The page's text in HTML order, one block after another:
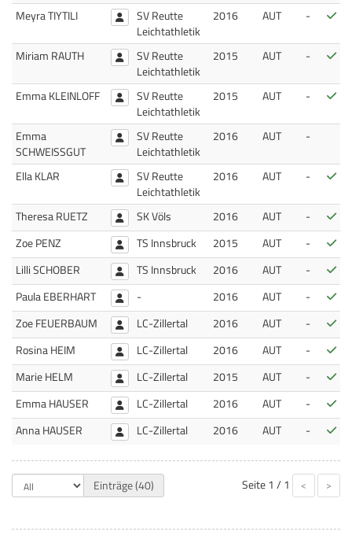
Meyra TIYTILI
SV Reutte
Leichtathletik
2016 AUT -
Miriam RAUTH
SV Reutte
Leichtathletik
2015 AUT -
Emma KLEINLOFF
SV Reutte
Leichtathletik
2015 AUT -
Emma
SCHWEISSGUT
SV Reutte
Leichtathletik
2016 AUT -
Ella KLAR
SV Reutte
Leichtathletik
2016 AUT -
Theresa RUETZ SK Völs 2016 AUT -
Zoe PENZ
TS Innsbruck 2015 AUT -
Lilli SCHOBER
TS Innsbruck 2016 AUT -
Paula EBERHART
- 2016 AUT -
Zoe FEUERBAUM
LC-Zillertal 2016 AUT -
Rosina HEIM
LC-Zillertal 2016 AUT -
Marie HELM
LC-Zillertal 2015 AUT -
Emma HAUSER
LC-Zillertal 2016 AUT -
Anna HAUSER
LC-Zillertal 2016 AUT -
Einträge (40) Seite1 / 1 < >